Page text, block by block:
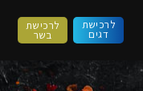
לרכישת
דגים
לרכישת
בשר